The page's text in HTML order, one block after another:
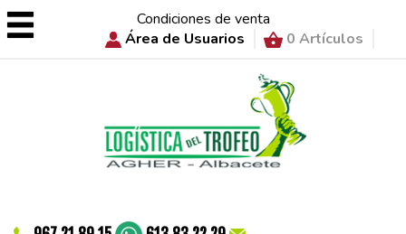
Condiciones de venta
Área de Usuarios
0 Artículos